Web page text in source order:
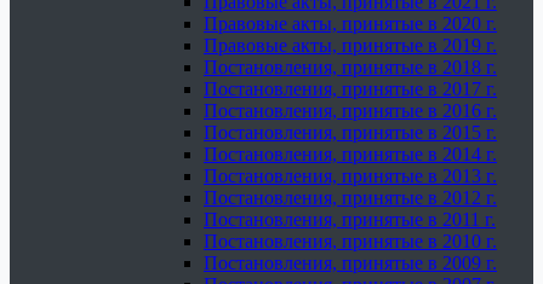
Правовые акты, принятые в 2020 г.
Правовые акты, принятые в 2019 г.
Постановления, принятые в 2018 г.
Постановления, принятые в 2017 г.
Постановления, принятые в 2016 г.
Постановления, принятые в 2015 г.
Постановления, принятые в 2014 г.
Постановления, принятые в 2013 г.
Постановления, принятые в 2012 г.
Постановления, принятые в 2011 г.
Постановления, принятые в 2010 г.
Постановления, принятые в 2009 г.